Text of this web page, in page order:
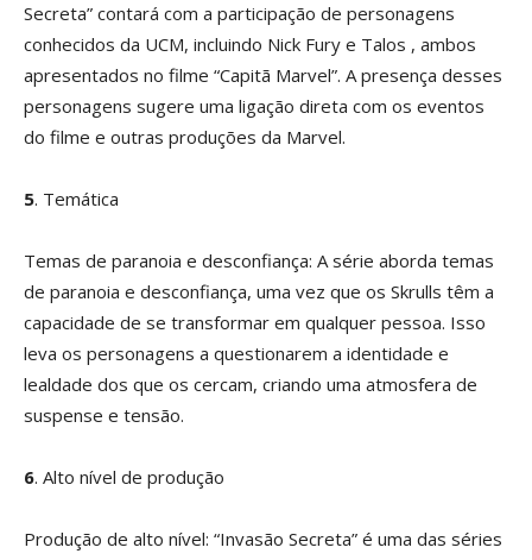
Secreta” contará com a participação de personagens
conhecidos da UCM, incluindo Nick Fury e Talos , ambos
apresentados no filme “Capitã Marvel”. A presença desses
personagens sugere uma ligação direta com os eventos
do filme e outras produções da Marvel.
5. Temática
Temas de paranoia e desconfiança: A série aborda temas
de paranoia e desconfiança, uma vez que os Skrulls têm a
capacidade de se transformar em qualquer pessoa. Isso
leva os personagens a questionarem a identidade e
lealdade dos que os cercam, criando uma atmosfera de
suspense e tensão.
6. Alto nível de produção
Produção de alto nível: “Invasão Secreta” é uma das séries